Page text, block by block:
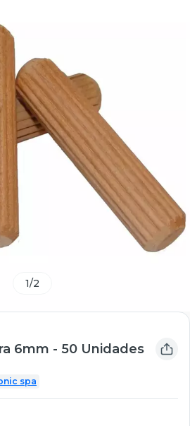
1/2
6mm - 50 Unidades
spa